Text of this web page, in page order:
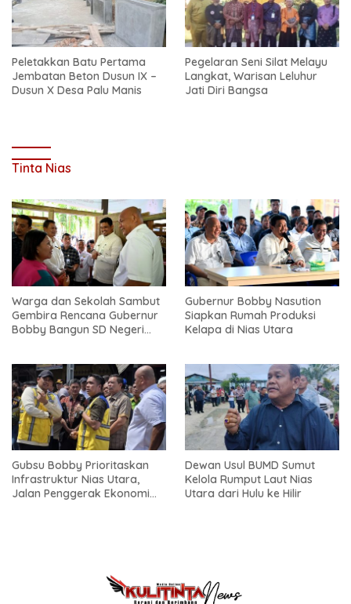
Peletakkan Batu Pertama
Jembatan Beton Dusun IX –
Dusun X Desa Palu Manis
Pegelaran Seni Silat Melayu
Langkat, Warisan Leluhur
Jati Diri Bangsa
Tinta Nias
Warga dan Sekolah Sambut
Gembira Rencana Gubernur
Bobby Bangun SD Negeri
Gubernur Bobby Nasution
Siapkan Rumah Produksi
Kelapa di Nias Utara
Gubsu Bobby Prioritaskan
Infrastruktur Nias Utara,
Jalan Penggerak Ekonomi
Dewan Usul BUMD Sumut
Kelola Rumput Laut Nias
Utara dari Hulu ke Hilir